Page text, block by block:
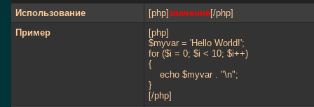
Использование [php]значение[/php]
Пример
[php]
$myvar = 'Hello World!';
for ($i = 0; $i < 10; $i++)
{
echo $myvar . "\n";
}
[/php]